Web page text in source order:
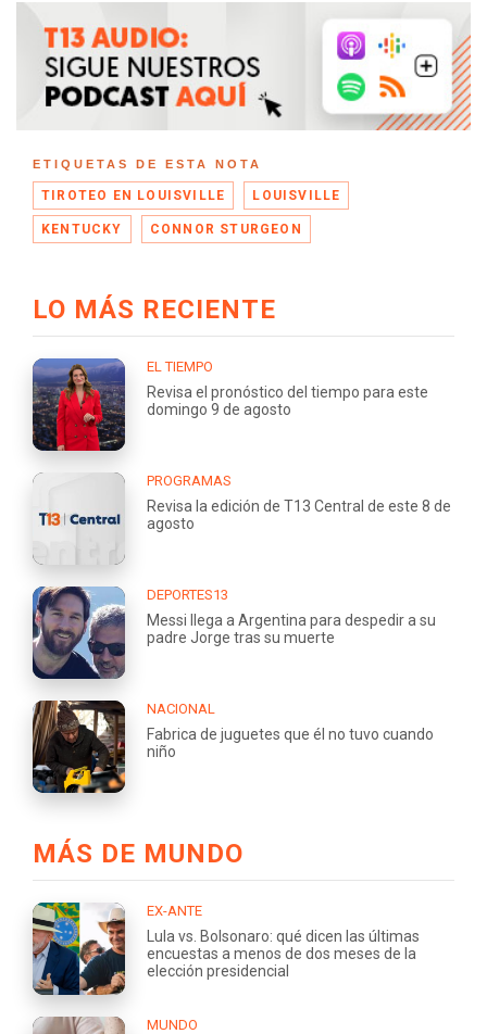
ETIQUETAS DE ESTA NOTA
TIROTEO EN LOUISVILLE LOUISVILLE
KENTUCKY CONNOR STURGEON
LO MÁS RECIENTE
EL TIEMPO
Revisa el pronóstico del tiempo para este
domingo 9 de agosto
PROGRAMAS
Revisa la edición de T13 Central de este 8 de
agosto
DEPORTES13
Messi llega a Argentina para despedir a su
padre Jorge tras su muerte
NACIONAL
Fabrica de juguetes que él no tuvo cuando
niño
MÁS DE MUNDO
EX-ANTE
Lula vs. Bolsonaro: qué dicen las últimas
encuestas a menos de dos meses de la
elección presidencial
MUNDO